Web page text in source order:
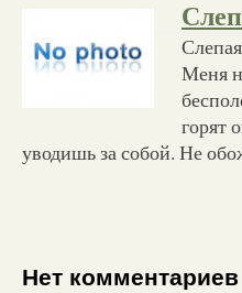
Меня
горят
уводишь за собой. Не
Нет комментариев